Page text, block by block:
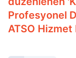
Profesyonel
ATSO